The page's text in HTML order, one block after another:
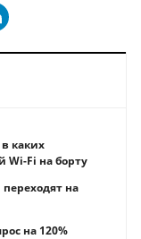
каких
Wi-Fi на борту
на
на 120%